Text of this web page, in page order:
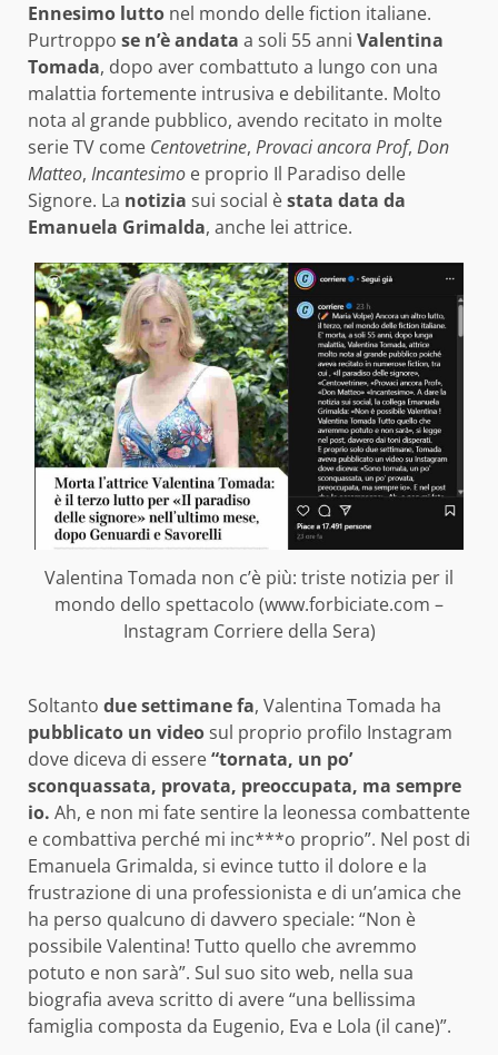
Ennesimo lutto nel mondo delle fiction italiane.
Purtroppo se n’è andata a soli 55 anni Valentina
Tomada, dopo aver combattuto a lungo con una
malattia fortemente intrusiva e debilitante. Molto
nota al grande pubblico, avendo recitato in molte
serie TV come Centovetrine, Provaci ancora Prof, Don
Matteo, Incantesimo e proprio Il Paradiso delle
Signore. La notizia sui social èstata data da
Emanuela Grimalda, anche lei attrice.
Valentina Tomada non c’è più: triste notizia per il
mondo dello spettacolo (www.forbiciate.com –
Instagram Corriere della Sera)
Soltanto due settimane fa, Valentina Tomada ha
pubblicato un videosul proprio profilo Instagram
dove diceva di essere“tornata, un po’
sconquassata, provata, preoccupata, ma sempre
io. Ah, e non mi fate sentire la leonessa combattente
e combattiva perché mi inc***o proprio”. Nel post di
Emanuela Grimalda, si evince tutto il dolore e la
frustrazione di una professionista e di un’amica che
ha perso qualcuno di davvero speciale: “Non è
possibile Valentina! Tutto quello che avremmo
potuto e non sarà”. Sul suo sito web, nella sua
biografia aveva scritto di avere “una bellissima
famiglia composta da Eugenio, Eva e Lola (il cane)”.